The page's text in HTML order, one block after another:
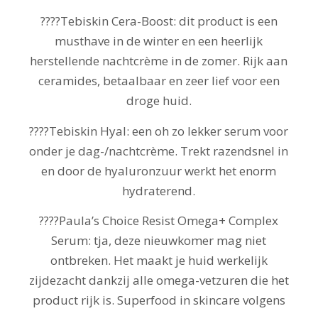
????Tebiskin Cera-Boost: dit product is een
musthave in de winter en een heerlijk
herstellende nachtcrème in de zomer. Rijk aan
ceramides, betaalbaar en zeer lief voor een
droge huid.
????Tebiskin Hyal: een oh zo lekker serum voor
onder je dag-/nachtcrème. Trekt razendsnel in
en door de hyaluronzuur werkt het enorm
hydraterend.
????Paula’s Choice Resist Omega+ Complex
Serum: tja, deze nieuwkomer mag niet
ontbreken. Het maakt je huid werkelijk
zijdezacht dankzij alle omega-vetzuren die het
product rijk is. Superfood in skincare volgens